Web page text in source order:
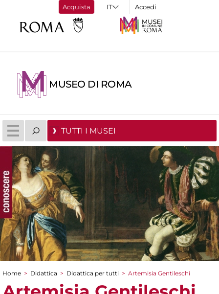
Acquista Accedi
MUSEO DI ROMA
TUTTI I MUSEI
Tu sei qui
Home > Didattica > Didattica per tutti > Artemisia Gentileschi